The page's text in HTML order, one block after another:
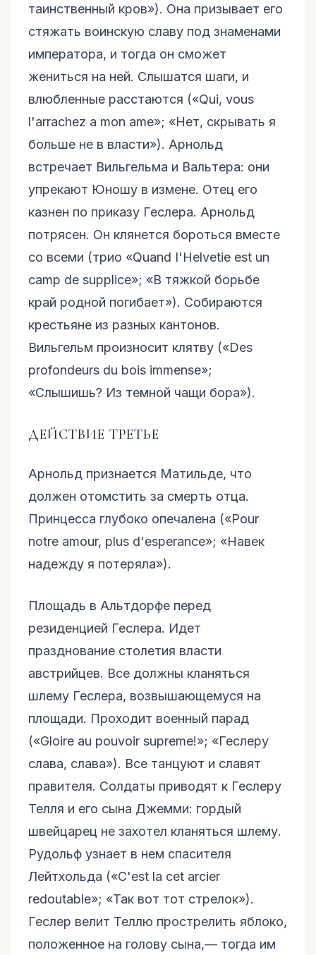
таинственный кров»). Она призывает его
стяжать воинскую славу под знаменами
императора, и тогда он сможет
жениться на ней. Слышатся шаги, и
влюбленные расстаются («Qui, vous
l'arrachez а mon ame»; «Нет, скрывать я
больше не в власти»). Арнольд
встречает Вильгельма и Вальтера: они
упрекают Юношу в измене. Отец его
казнен по приказу Геслера. Арнольд
потрясен. Он клянется бороться вместе
со всеми (трио «Quand I'Helvetie est un
camp de supplice»; «В тяжкой борьбе
край родной погибает»). Собираются
крестьяне из разных кантонов.
Вильгельм произносит клятву («Des
profondeurs du bois immense»;
«Слышишь? Из темной чащи бора»).
ДЕЙСТВИЕ ТРЕТЬЕ
Арнольд признается Матильде, что
должен отомстить за смерть отца.
Принцесса глубоко опечалена («Pour
notre amour, plus d'esperance»; «Навек
надежду я потеряла»).
Площадь в Альтдорфе перед
резиденцией Геслера. Идет
празднование столетия власти
австрийцев. Все должны кланяться
шлему Геслера, возвышающемуся на
площади. Проходит военный парад
(«Gloire au pouvoir supreme!»; «Геслеру
слава, слава»). Все танцуют и славят
правителя. Солдаты приводят к Геслеру
Телля и его сына Джемми: гордый
швейцарец не захотел кланяться шлему.
Рудольф узнает в нем спасителя
Лейтхольда («C'est la cet arcier
redoutable»; «Так вот тот стрелок»).
Геслер велит Теллю прострелить яблоко,
положенное на голову сына,— тогда им